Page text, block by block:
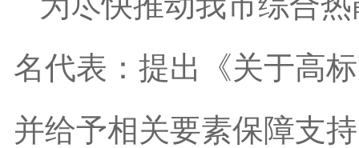
名代表：提出《关于高
并给予相关要素保障支